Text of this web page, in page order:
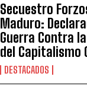
Secuestro
Maduro:
Guerra Contra
del Capitalismo
DESTACADOS